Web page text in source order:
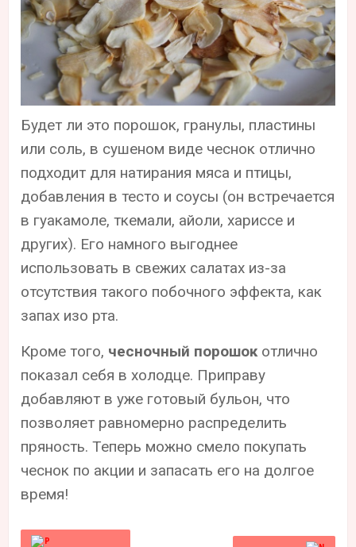
Будет ли это порошок, гранулы, пластины
или соль, в сушеном виде чеснок отлично
подходит для натирания мяса и птицы,
добавления в тесто и соусы (он встречается
в гуакамоле, ткемали, айоли, хариссе и
других). Его намного выгоднее
использовать в свежих салатах из-за
отсутствия такого побочного эффекта, как
запах изо рта.
Кроме того, чесночный порошокотлично
показал себя в холодце. Приправу
добавляют в уже готовый бульон, что
позволяет равномерно распределить
пряность. Теперь можно смело покупать
чеснок по акции и запасать его на долгое
время!